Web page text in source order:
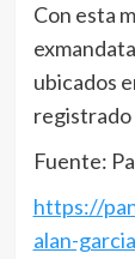
Con esta
ubicados
registrado
Fuente:
https://
alan-